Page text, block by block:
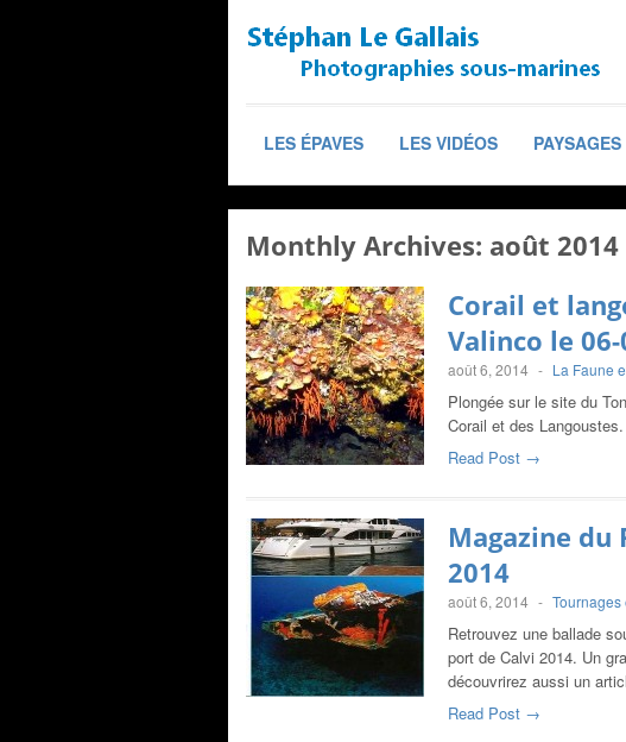
LES ÉPAVES LES VIDÉOS PAYSAGES
Monthly Archives: août 2014
Corail et
Valinco le
août 6, 2014 - La Faune
Plongée sur le site du
Corail et des
Read Post →
Magazine du
2014
août 6, 2014 -
Retrouvez une ballade
port de Calvi 2014. Un
découvrirez aussi un
Read Post →